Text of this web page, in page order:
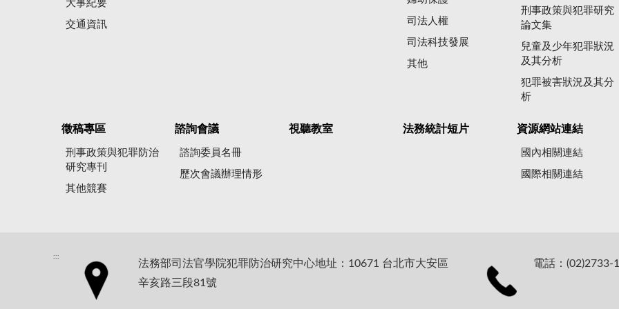
大事紀要
交通資訊 司法人權
司法科技發展
其他
刑事政策與犯罪研究
論文集
兒童及少年犯罪狀況
及其分析
犯罪被害狀況及其分
析
徵稿專區
刑事政策與犯罪防治
研究專刊
其他競賽
諮詢會議
諮詢委員名冊
歷次會議辦理情形
視聽教室 法務統計短片 資源網站連結
國內相關連結
國際相關連結
:::
法務部司法官學院犯罪防治研究中心地址：10671 台北市大安區
辛亥路三段81號
電話：(02)2733-